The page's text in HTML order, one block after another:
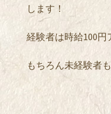
します！
経験者は時給100円
もちろん未経験者